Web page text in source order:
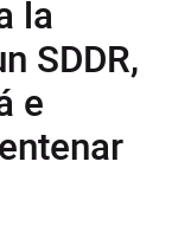
la
SDDR,
e